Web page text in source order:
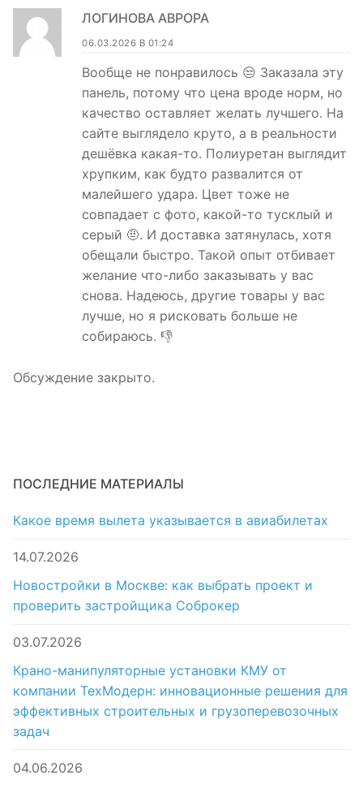
ЛОГИНОВА АВРОРА
06.03.2026 В 01:24
Вообще не понравилось 😒 Заказала эту
панель, потому что цена вроде норм, но
качество оставляет желать лучшего. На
сайте выглядело круто, а в реальности
дешёвка какая-то. Полиуретан выглядит
хрупким, как будто развалится от
малейшего удара. Цвет тоже не
совпадает с фото, какой-то тусклый и
серый 🤨. И доставка затянулась, хотя
обещали быстро. Такой опыт отбивает
желание что-либо заказывать у вас
снова. Надеюсь, другие товары у вас
лучше, но я рисковать больше не
собираюсь. 👎
Обсуждение закрыто.
ПОСЛЕДНИЕ МАТЕРИАЛЫ
Какое время вылета указывается в авиабилетах
14.07.2026
Новостройки в Москве: как выбрать проект и
проверить застройщика Соброкер
03.07.2026
Крано-манипуляторные установки КМУ от
компании ТехМодерн: инновационные решения для
эффективных строительных и грузоперевозочных
задач
04.06.2026